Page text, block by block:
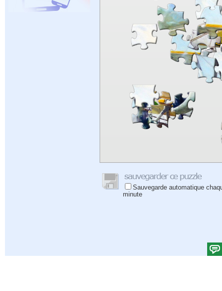
Sauvegarde automatique
minute